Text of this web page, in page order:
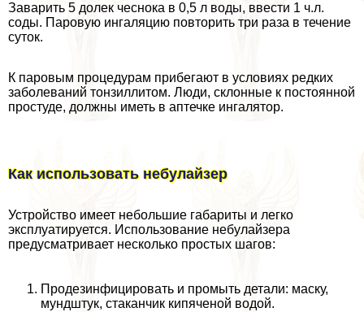
Заварить 5 долек чеснока в 0,5 л воды, ввести 1 ч.л.
соды. Паровую ингаляцию повторить три раза в течение
суток.
К паровым процедypaм прибегают в условиях редких
заболеваний тонзиллитом. Люди, склонные к постоянной
простуде, должны иметь в аптечке ингалятор.
Как использовать небулайзер
Устройство имеет небольшие габариты и легко
эксплуатируется. Использование небулайзера
предусматривает несколько простых шагов:
Продезинфицировать и промыть детали: маску,
мундштук, стаканчик кипяченой водой.